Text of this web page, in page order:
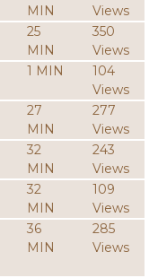
MIN
Views
25
MIN
350
Views
1 MIN
104
Views
27
MIN
277
Views
32
MIN
243
Views
32
MIN
109
Views
36
MIN
285
Views